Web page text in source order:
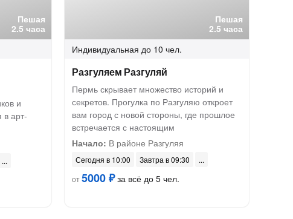
Пешая
2.5 часа
и
в арт-
Пешая
2.5 часа
Индивидуальная до 10 чел.
Разгуляем Разгуляй
Пермь скрывает множество историй и
секретов. Прогулка по Разгуляю откроет
вам город с новой стороны, где прошлое
встречается с настоящим
Начало: В районе Разгуляя
Сегодня в 10:00
Завтра в 09:30
от5000 ₽за всё до 5 чел.